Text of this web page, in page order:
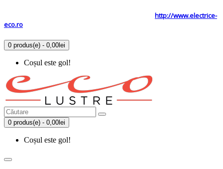
http://www.electrice-
eco.ro
0 produs(e) - 0,00lei
Coșul este gol!
0 produs(e) - 0,00lei
Coșul este gol!